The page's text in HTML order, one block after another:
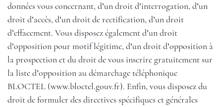
données vous concernant, d’un droit d’interrogation, d’un
droit d’accès, d’un droit de rectification, d’un droit
d’effacement. Vous disposez également d’un droit
d’opposition pour motif légitime, d’un droit d’opposition à
la prospection et du droit de vous inscrire gratuitement sur
la liste d’opposition au démarchage téléphonique
BLOCTEL (www.bloctel.gouv.fr). Enfin, vous disposez du
droit de formuler des directives spécifiques et générales